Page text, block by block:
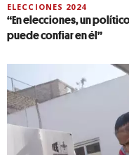
ELECCIONES 2024
“En elecciones, un
puede confiar en él”